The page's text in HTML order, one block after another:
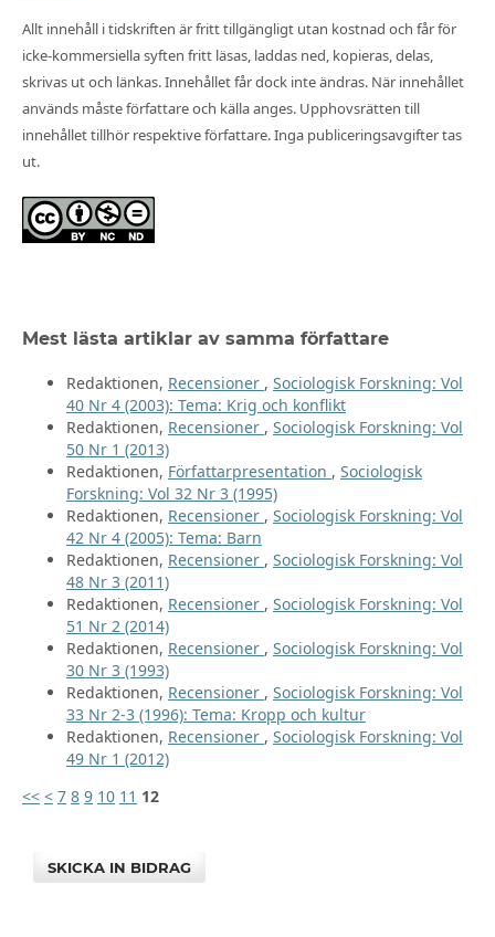
Allt innehåll i tidskriften är fritt tillgängligt utan kostnad och får för
icke-kommersiella syften fritt läsas, laddas ned, kopieras, delas,
skrivas ut och länkas. Innehållet får dock inte ändras. När innehållet
används måste författare och källa anges. Upphovsrätten till
innehållet tillhör respektive författare. Inga publiceringsavgifter tas
ut.
Mest lästa artiklar av samma författare
Redaktionen, Recensioner , Sociologisk Forskning: Vol
40 Nr 4 (2003): Tema: Krig och konflikt
Redaktionen, Recensioner , Sociologisk Forskning: Vol
50 Nr 1 (2013)
Redaktionen, Författarpresentation , Sociologisk
Forskning: Vol 32 Nr 3 (1995)
Redaktionen, Recensioner , Sociologisk Forskning: Vol
42 Nr 4 (2005): Tema: Barn
Redaktionen, Recensioner , Sociologisk Forskning: Vol
48 Nr 3 (2011)
Redaktionen, Recensioner , Sociologisk Forskning: Vol
51 Nr 2 (2014)
Redaktionen, Recensioner , Sociologisk Forskning: Vol
30 Nr 3 (1993)
Redaktionen, Recensioner , Sociologisk Forskning: Vol
33 Nr 2-3 (1996): Tema: Kropp och kultur
Redaktionen, Recensioner , Sociologisk Forskning: Vol
49 Nr 1 (2012)
<< < 7 8 9 10 11 12
SKICKA IN BIDRAG